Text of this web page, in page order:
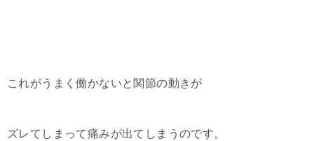
これがうまく働かないと関節の動きが
ズレてしまって痛みが出てしまうのです。